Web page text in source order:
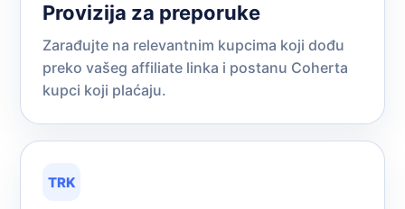
Provizija za preporuke
Zarađujte na relevantnim kupcima koji dođu
preko vašeg affiliate linka i postanu Coherta
kupci koji plaćaju.
TRK